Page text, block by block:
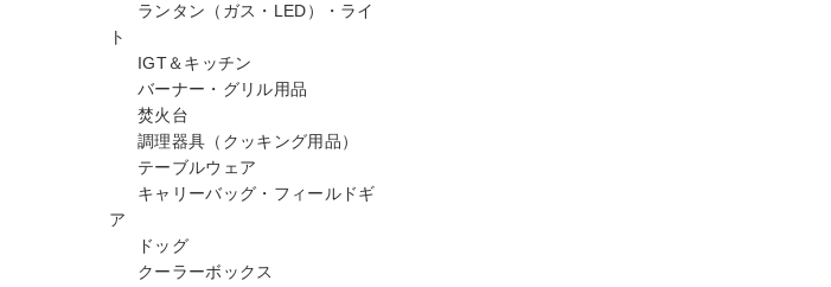
ランタン（ガス・LED）・ライ
ト
IGT＆キッチン
バーナー・グリル用品
焚火台
調理器具（クッキング用品）
テーブルウェア
キャリーバッグ・フィールドギ
ア
ドッグ
クーラーボックス